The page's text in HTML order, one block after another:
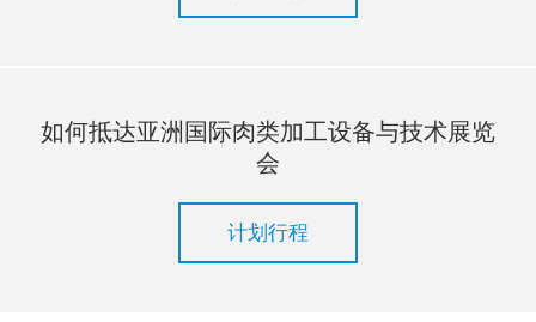
如何抵达亚洲国际肉类加工设备与技术展览
会
计划行程